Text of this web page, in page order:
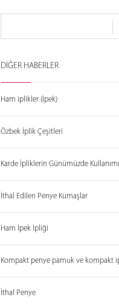
DİĞER HABERLER
Ham iplikler (İpek)
Özbek İplik Çeşitleri
Karde İpliklerin Günümüzde Kullanımı
İthal Edilen Penye Kumaşlar
Ham İpek İpliği
Kompakt penye pamuk ve kompakt
İthal Penye